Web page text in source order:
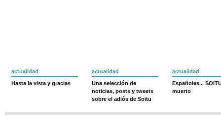
actualidad
Hasta la vista y gracias
actualidad
Una selección de
noticias, posts y tweets
sobre el adiós de Soitu
actualidad
Españoles...
muerto